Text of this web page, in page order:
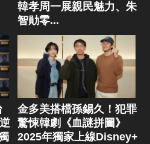
韓孝周一展親民魅力、朱
智勛零...
金多美搭檔孫錫久！犯罪
驚悚韓劇《血謎拼圖》
2025年獨家上線Disney+